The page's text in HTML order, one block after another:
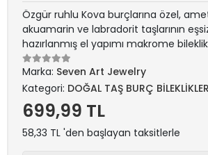
Özgür ruhlu Kova burçlarına özel,
akuamarin ve labradorit taşlarının
hazırlanmış el yapımı makrome
Marka: Seven Art Jewelry
Kategori: DOĞAL TAŞ BURÇ
699,99 TL
58,33 TL 'den başlayan taksitlerle